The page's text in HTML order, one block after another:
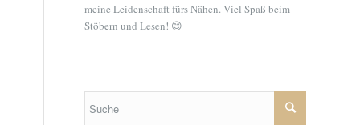
meine Leidenschaft fürs Nähen. Viel Spaß beim
Stöbern und Lesen! 😊